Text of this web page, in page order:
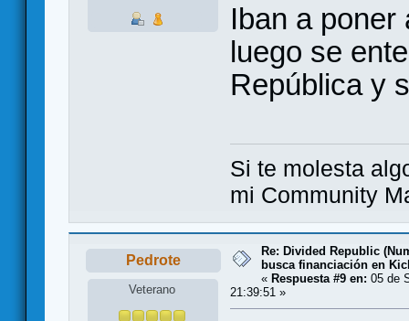
Iban a poner
luego se
República y
Si te molesta
mi Community
Pedrote
Veterano
Re: Divided Republic
busca financiación en
« Respuesta #9 en: 05 de
21:39:51 »